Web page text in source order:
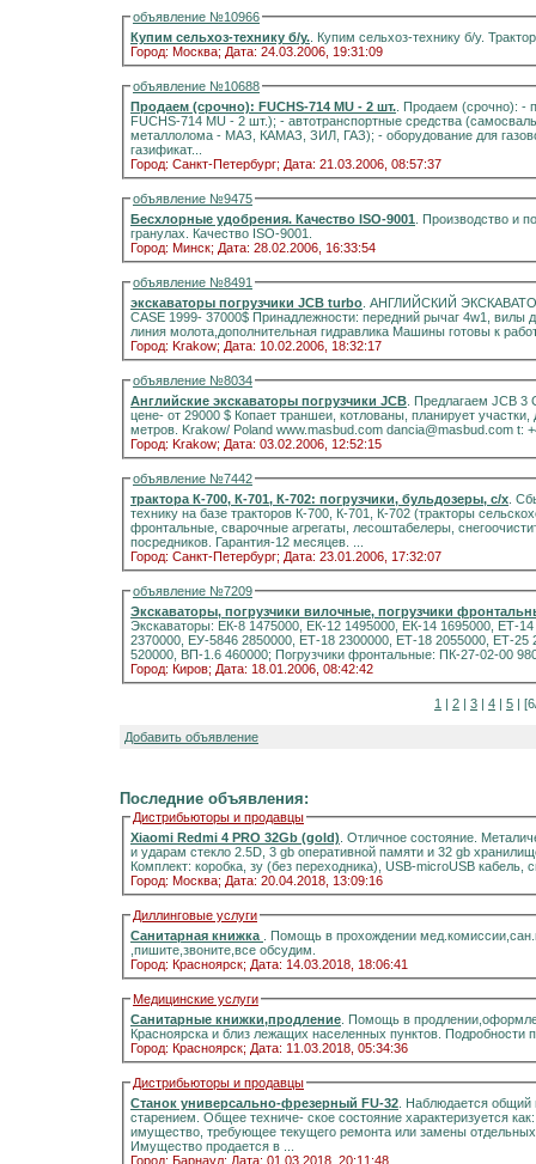
объявление №10966
Купим сельхоз-технику б/у.
Город: Москва; Дата: 24.03.2006, 19:31:09
объявление №10688
Продаем (срочно): FUCHS-714 MU - 2 шт. . Продаем (срочно): - поргрузчики для металлолома (FUCHS-713 MU - 1 шт.;
FUCHS-714 MU - 2 шт.); - автотранспортные средства
металлолома - МАЗ, КАМАЗ, ЗИЛ, ГАЗ); - оборудование для
газификат...
Город: Санкт-Петербург; Дата: 21.03.2006, 08:57:37
объявление №9475
Бесхлорные удобрения. Качество ISO-9001 . Производство и
гранулах. Качество ISO-9001.
Город: Минск; Дата: 28.02.2006, 16:33:54
объявление №8491
экскаваторы погрузчики JCB turbo . АНГЛИЙСКИЙ ЭКСКАВАТОР -ПОГРУЗЧИК JCB
CASE 1999- 37000$ Принадлежности: передний рычаг 4w1,
линия молота,дополнительная
Город: Krakow; Дата: 10.02.2006, 18:32:17
объявление №8034
Английские экскаваторы погрузчики JCB . Предлагаем JCB 3 СХ
цене- от 29000 $ Копает траншеи, котлованы, планирует
метров. Krakow/ Poland www.masbud.com dancia@masbud.com t:
Город: Krakow; Дата: 03.02.2006, 12:52:15
объявление №7442
тракторa К-700, К-701, К-702: погрузчики, бульдозеры, с/х .
технику на базе тракторов К-700, К-701, К-702 (тракторы
фронтальные, сварочные агрегаты, лесоштабелеры,
посредников. Гарантия-12 месяцев. ...
Город: Санкт-Петербург; Дата: 23.01.2006, 17:32:07
объявление №7209
Экскаваторы, погрузчики вилочные, погрузчики
Экскаваторы: ЕК-8 1475000, ЕК-12 1495000, ЕК-14 1695000, ЕТ-14 1890000, ЕТ-16 2010000, ЕК-18 1850000, ЕК-18
2370000, ЕУ-5846 2850000, ЕТ-18 2300000, ЕТ-18 2055000, ЕТ-
520000, ВП-1.6 460000; Погрузчики фронтальные: ПК-27-02-00
Город: Киров; Дата: 18.01.2006, 08:42:42
1 | 2 | 3 | 4 | 5 |
Добавить объявление
Последние объявления:
Дистрибьюторы и продавцы
Xiaomi Redmi 4 PRO 32Gb (gold) . Отличное состояние.
и ударам стекло 2.5D, 3 gb оперативной памяти и 32 gb
Комплект: коробка, зу (без переходника), USB-microUSB
Город: Москва; Дата: 20.04.2018, 13:09:16
Диллинговые услуги
Санитарная книжка
. Помощь в прохождении
,пишите,звоните,все обсудим.
Город: Красноярск; Дата: 14.03.2018, 18:06:41
Медицинские услуги
Санитарные книжки,продление . Помощь в
Красноярска и близ лежащих населенных пунктов.
Город: Красноярск; Дата: 11.03.2018, 05:34:36
Дистрибьюторы и продавцы
Станок универсально-фрезерный FU-32 . Наблюдается
старением. Общее техниче- ское состояние характеризуется
имущество, требующее текущего ремонта или замены
Имущество продается в ...
Город: Барнаул; Дата: 01.03.2018, 20:11:48